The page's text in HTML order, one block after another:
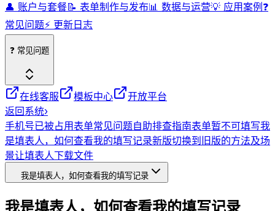
👤 账户与套餐📝 表单制作与发布📊 数据与运营💡 应用案例 ❓
常见问题⚡️ 更新日志
❓ 常见问题
在线客服 模板中心
开放平台
返回系统›
手机号已被占用表单常见问题自助排查指南表单暂不可填写我
是填表人，如何查看我的填写记录新版切换到旧版的方法及场
景让填表人下载文件
我是填表人，如何查看我的填写记录
我是填表人，如何查看我的填写记录